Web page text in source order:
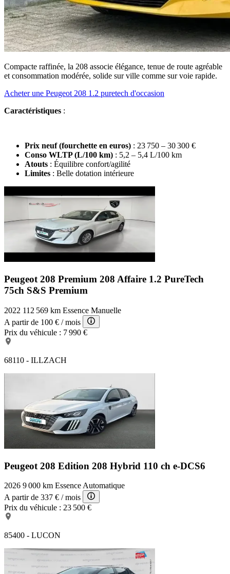
Compacte raffinée, la 208 associe élégance, tenue de route agréable
et consommation modérée, solide sur ville comme sur voie rapide.
Acheter une Peugeot 208 1.2 puretech d'occasion
Caractéristiques :
Prix neuf (fourchette en euros) : 23 750 – 30 300 €
Conso WLTP (L/100 km) : 5,2 – 5,4 L/100 km
Atouts : Équilibre confort/agilité
Limites : Belle dotation intérieure
Peugeot 208 Premium 208 Affaire 1.2 PureTech
75ch S&S Premium
2022 112 569 km Essence Manuelle
A partir de 100 € / mois
Prix du véhicule : 7 990 €
68110 - ILLZACH
Peugeot 208 Edition 208 Hybrid 110 ch e-DCS6
2026 9 000 km Essence Automatique
A partir de 337 € / mois
Prix du véhicule : 23 500 €
85400 - LUCON